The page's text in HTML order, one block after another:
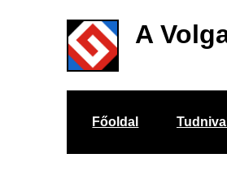
A
Főoldal